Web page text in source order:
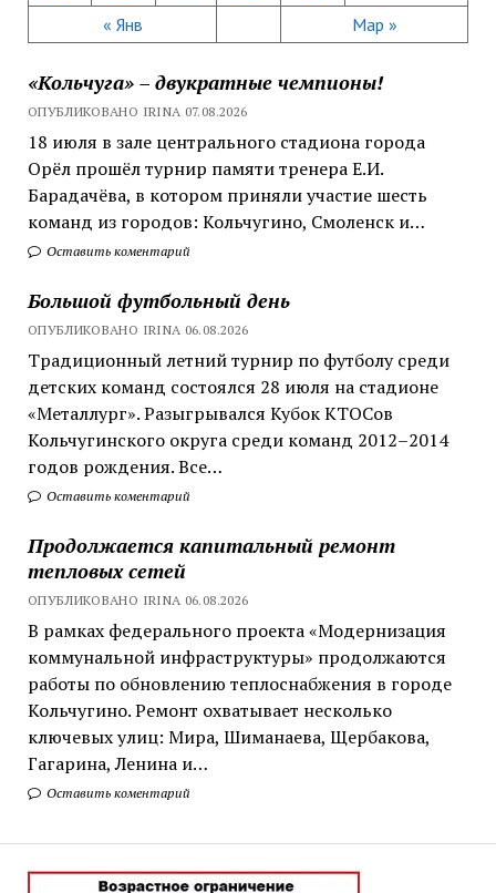
« Янв Мар »
«Кольчуга» – двукратные чемпионы!
ОПУБЛИКОВАНО IRINA 07.08.2026
18 июля в зале центрального стадиона города
Орёл прошёл турнир памяти тренера Е.И.
Барадачёва, в котором приняли участие шесть
команд из городов: Кольчугино, Смоленск и…
Оставить коментарий
Большой футбольный день
ОПУБЛИКОВАНО IRINA 06.08.2026
Традиционный летний турнир по футболу среди
детских команд состоялся 28 июля на стадионе
«Металлург». Разыгрывался Кубок КТОСов
Кольчугинского округа среди команд 2012–2014
годов рождения. Все…
Оставить коментарий
Продолжается капитальный ремонт
тепловых сетей
ОПУБЛИКОВАНО IRINA 06.08.2026
В рамках федерального проекта «Модернизация
коммунальной инфраструктуры» продолжаются
работы по обновлению теплоснабжения в городе
Кольчугино. Ремонт охватывает несколько
ключевых улиц: Мира, Шиманаева, Щербакова,
Гагарина, Ленина и…
Оставить коментарий